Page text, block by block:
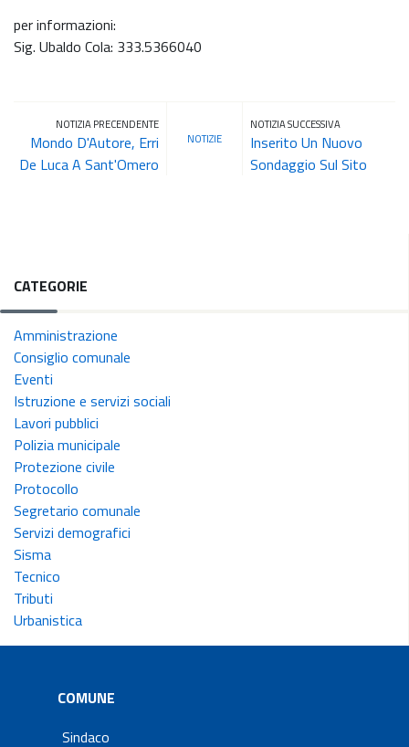
per informazioni:
Sig. Ubaldo Cola: 333.5366040
NOTIZIA PRECENDENTE
Mondo D'Autore, Erri
De Luca A Sant'Omero
NOTIZIE
NOTIZIA SUCCESSIVA
Inserito Un Nuovo
Sondaggio Sul Sito
CATEGORIE
Amministrazione
Consiglio comunale
Eventi
Istruzione e servizi sociali
Lavori pubblici
Polizia municipale
Protezione civile
Protocollo
Segretario comunale
Servizi demografici
Sisma
Tecnico
Tributi
Urbanistica
COMUNE
Sindaco